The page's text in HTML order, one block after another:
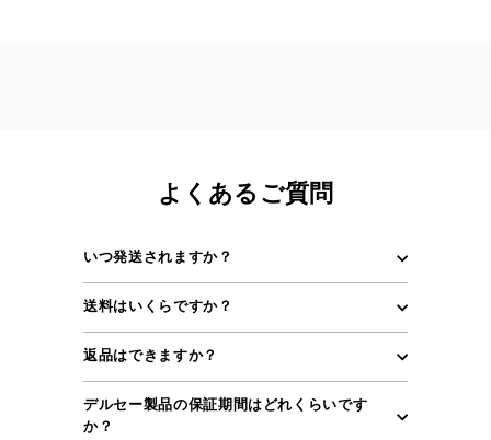
よくあるご質問
いつ発送されますか？
送料はいくらですか？
返品はできますか？
デルセー製品の保証期間はどれくらいです
か？